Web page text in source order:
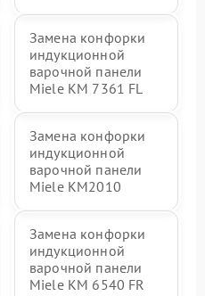
Замена конфорки
индукционной
варочной панели
Miele KM 7361 FL
Замена конфорки
индукционной
варочной панели
Miele KM2010
Замена конфорки
индукционной
варочной панели
Miele KM 6540 FR